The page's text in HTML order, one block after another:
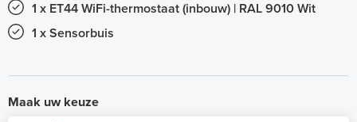
1 x ET44 WiFi-thermostaat (inbouw) | RAL 9010 Wit
1 x Sensorbuis
Maak uw keuze